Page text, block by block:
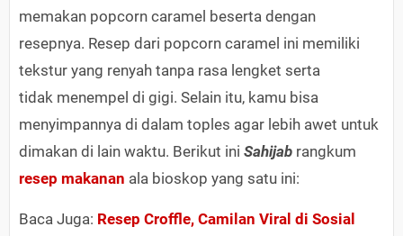
memakan popcorn caramel beserta dengan
resepnya. Resep dari popcorn caramel ini memiliki
tekstur yang renyah tanpa rasa lengket serta
tidak menempel di gigi. Selain itu, kamu bisa
menyimpannya di dalam toples agar lebih awet untuk
dimakan di lain waktu. Berikut ini Sahijab rangkum
resep makanan ala bioskop yang satu ini:
Baca Juga: Resep Croffle, Camilan Viral di Sosial